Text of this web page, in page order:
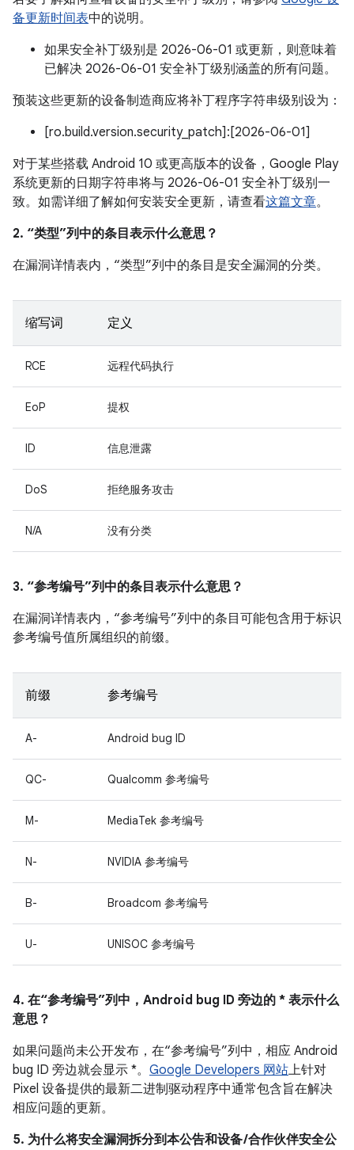
备更新时间表中的说明。
如果安全补丁级别是 2026-06-01 或更新，则意味着
已解决 2026-06-01 安全补丁级别涵盖的所有问题。
预装这些更新的设备制造商应将补丁程序字符串级别设为：
[ro.build.version.security_patch]:[2026-06-01]
对于某些搭载 Android 10 或更高版本的设备，Google Play
系统更新的日期字符串将与 2026-06-01 安全补丁级别一
致。如需详细了解如何安装安全更新，请查看这篇文章。
2. “类型”列中的条目表示什么意思？
在漏洞详情表内，“类型”列中的条目是安全漏洞的分类。
缩写词 定义
RCE 远程代码执行
EoP 提权
ID 信息泄露
DoS 拒绝服务攻击
N/A 没有分类
3. “参考编号”列中的条目表示什么意思？
在漏洞详情表内，“参考编号”列中的条目可能包含用于标识
参考编号值所属组织的前缀。
前缀 参考编号
A- Android bug ID
QC- Qualcomm 参考编号
M- MediaTek 参考编号
N- NVIDIA 参考编号
B- Broadcom 参考编号
U- UNISOC 参考编号
4. 在“参考编号”列中，Android bug ID 旁边的 * 表示什么
意思？
如果问题尚未公开发布，在“参考编号”列中，相应 Android
bug ID 旁边就会显示 *。 Google Developers 网站上针对
Pixel 设备提供的最新二进制驱动程序中通常包含旨在解决
相应问题的更新。
5. 为什么将安全漏洞拆分到本公告和设备 /合作伙伴安全公